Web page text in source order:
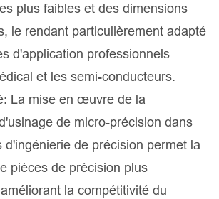
plus faibles et des dimensions
le rendant particulièrement adapté
d'application professionnels
et les semi-conducteurs.
La mise en œuvre de la
de micro-précision dans
d'ingénierie de précision permet la
pièces de précision plus
la compétitivité du